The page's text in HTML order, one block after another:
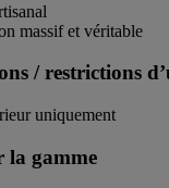
massif et véritable
/ restrictions
uniquement
la gamme